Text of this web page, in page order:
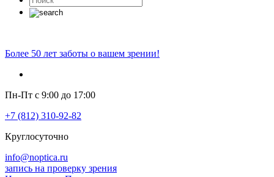
Более 50 лет заботы о вашем зрении!
Пн-Пт с 9:00 до 17:00
+7 (812) 310-92-82
Круглосуточно
info@noptica.ru
запись на проверку зрения